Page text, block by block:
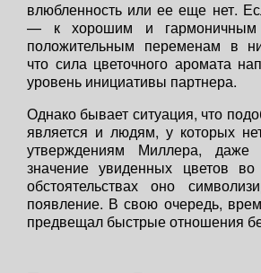
влюбленность или ее еще нет.
— к хорошим и гармоничным
положительным переменам в
что сила цветочного аромата
уровень инициативы партнера.
Однако бывает ситуация, что
является и людям, у которых
утверждениям Миллера,
значение увиденных цветов
обстоятельствах оно
появление. В свою очередь,
предвещал быстрые отношения